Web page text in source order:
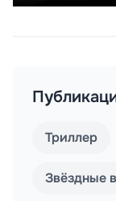
Триллер
Звёздные